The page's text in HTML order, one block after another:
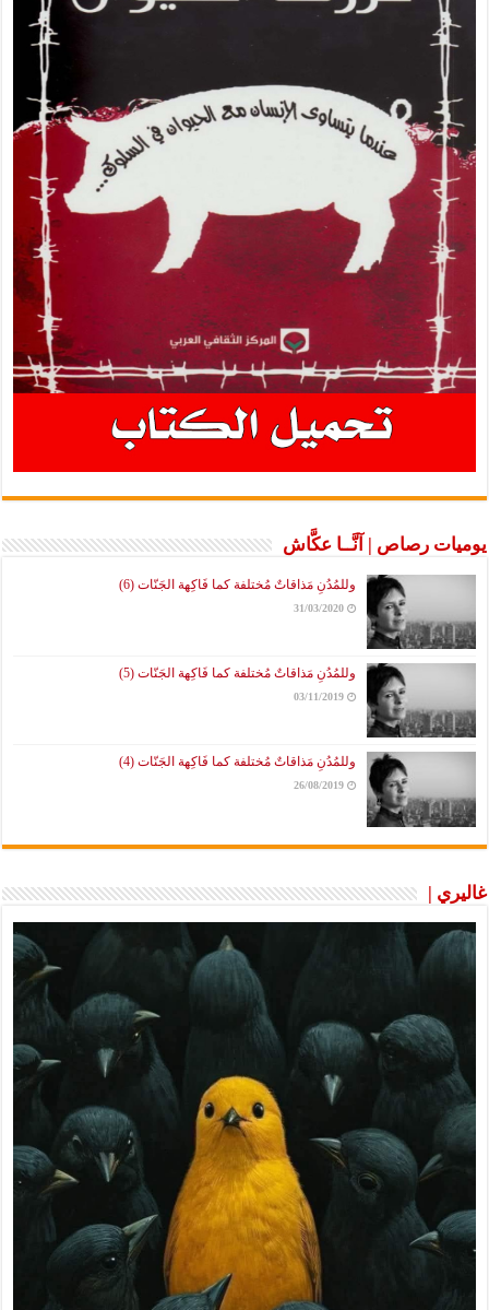
يوميات رصاص | آنَّــا عكَّاش
وللمُدُنِ مَذاقاتٌ مُختلفة كما فَاكِهة الجَنّات (6)
31/03/2020
وللمُدُنِ مَذاقاتٌ مُختلفة كما فَاكِهة الجَنّات (5)
03/11/2019
وللمُدُنِ مَذاقاتٌ مُختلفة كما فَاكِهة الجَنّات (4)
26/08/2019
غاليري |